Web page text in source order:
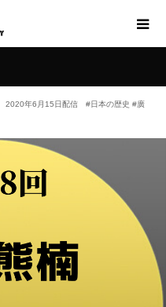
年6月15日配信 #日本の歴史 #廣